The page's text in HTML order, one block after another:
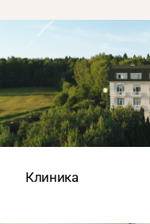
Клиника